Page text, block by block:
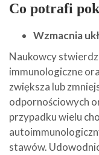
Co potrafi
Wzmacnia
Naukowcy
immunologiczne
zwiększa lub
odpornościowych
przypadku wielu
stawów.